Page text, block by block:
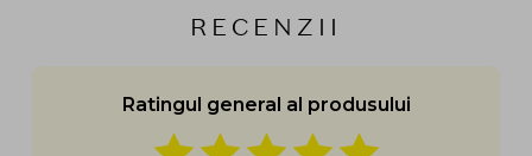
RECENZII
Ratingul general al produsului